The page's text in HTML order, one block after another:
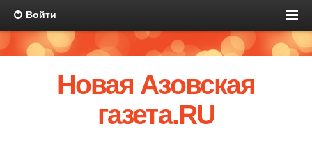
Войти
Новая Азовская
газета.RU